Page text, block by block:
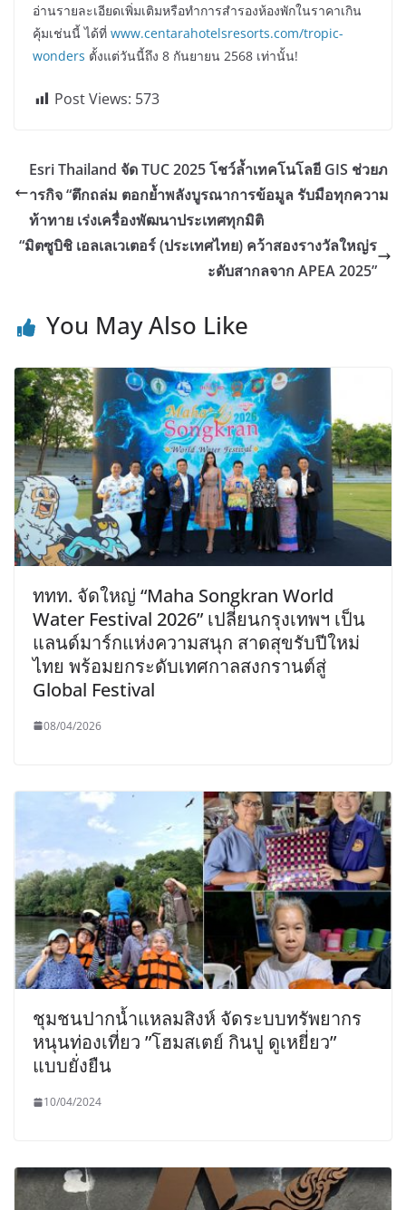
อ่านรายละเอียดเพิ่มเติมหรือทำการสำรองห้องพักในราคาเกิน
คุ้มเช่นนี้ ได้ที่ www.centarahotelsresorts.com/tropic-
wonders ตั้งแต่วันนี้ถึง 8 กันยายน 2568 เท่านั้น!
Post Views: 573
Esri Thailand จัด TUC 2025 โชว์ล้ำเทคโนโลยี GIS ช่วยภ
ารกิจ “ตึกถล่ม ตอกย้ำพลังบูรณาการข้อมูล รับมือทุกความ
ท้าทาย เร่งเครื่องพัฒนาประเทศทุกมิติ
“มิตซูบิชิ เอลเลเวเตอร์ (ประเทศไทย) คว้าสองรางวัลใหญ่ร
ะดับสากลจาก APEA 2025”
You May Also Like
ททท. จัดใหญ่ “Maha Songkran World
Water Festival 2026” เปลี่ยนกรุงเทพฯ เป็น
แลนด์มาร์กแห่งความสนุก สาดสุขรับปีใหม่
ไทย พร้อมยกระดับเทศกาลสงกรานต์สู่
Global Festival
08/04/2026
ชุมชนปากน้ำแหลมสิงห์ จัดระบบทรัพยากร
หนุนท่องเที่ยว ”โฮมสเตย์ กินปู ดูเหยี่ยว”
แบบยั่งยืน
10/04/2024